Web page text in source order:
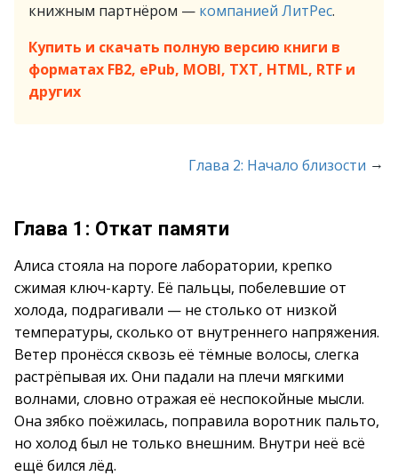
книжным партнёром — компанией ЛитРес.
Купить и скачать полную версию книги в
форматах FB2, ePub, MOBI, TXT, HTML, RTF и
других
Глава 2: Начало близости →
Глава 1: Откат памяти
Алиса стояла на пороге лаборатории, крепко
сжимая ключ-карту. Её пальцы, побелевшие от
холода, подрагивали — не столько от низкой
температуры, сколько от внутреннего напряжения.
Ветер пронёсся сквозь её тёмные волосы, слегка
растрёпывая их. Они падали на плечи мягкими
волнами, словно отражая её неспокойные мысли.
Она зябко поёжилась, поправила воротник пальто,
но холод был не только внешним. Внутри неё всё
ещё бился лёд.